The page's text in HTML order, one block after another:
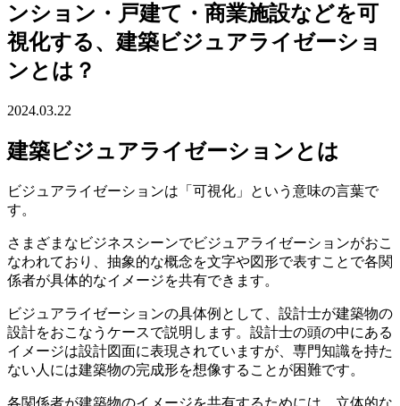
ンション・戸建て・商業施設などを可
視化する、建築ビジュアライゼーショ
ンとは？
2024.03.22
建築ビジュアライゼーションとは
ビジュアライゼーションは「可視化」という意味の言葉で
す。
さまざまなビジネスシーンでビジュアライゼーションがおこ
なわれており、抽象的な概念を文字や図形で表すことで各関
係者が具体的なイメージを共有できます。
ビジュアライゼーションの具体例として、設計士が建築物の
設計をおこなうケースで説明します。設計士の頭の中にある
イメージは設計図面に表現されていますが、専門知識を持た
ない人には建築物の完成形を想像することが困難です。